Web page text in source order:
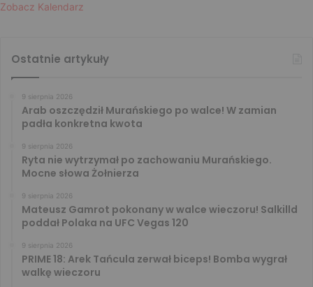
Zobacz Kalendarz
Ostatnie artykuły
9 sierpnia 2026
Arab oszczędził Murańskiego po walce! W zamian
padła konkretna kwota
9 sierpnia 2026
Ryta nie wytrzymał po zachowaniu Murańskiego.
Mocne słowa Żołnierza
9 sierpnia 2026
Mateusz Gamrot pokonany w walce wieczoru! Salkilld
poddał Polaka na UFC Vegas 120
9 sierpnia 2026
PRIME 18: Arek Tańcula zerwał biceps! Bomba wygrał
walkę wieczoru